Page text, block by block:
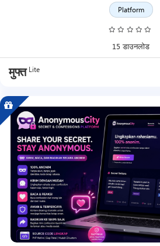
Platform
15 डाउनलोड
मुफ्त Lite